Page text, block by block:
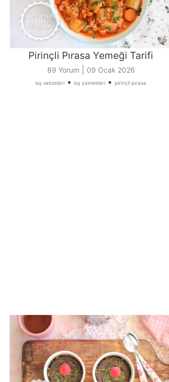
Pirinçli Pırasa Yemeği Tarifi
89 Yorum 09 Ocak 2026
kış sebzeleri • kış yemekleri • pirinçli pırasa